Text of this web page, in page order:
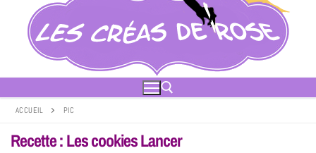
ACCUEIL PIC
Recette : Les cookies Lancer